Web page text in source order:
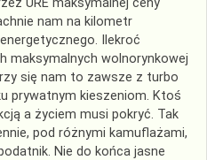
nam na kilometr
Ilekroć
maksymalnych wolnorynkowej
się nam to zawsze z turbo
prywatnym kieszeniom. Ktoś
a życiem musi pokryć. Tak
pod różnymi kamuflażami,
Nie do końca jasne